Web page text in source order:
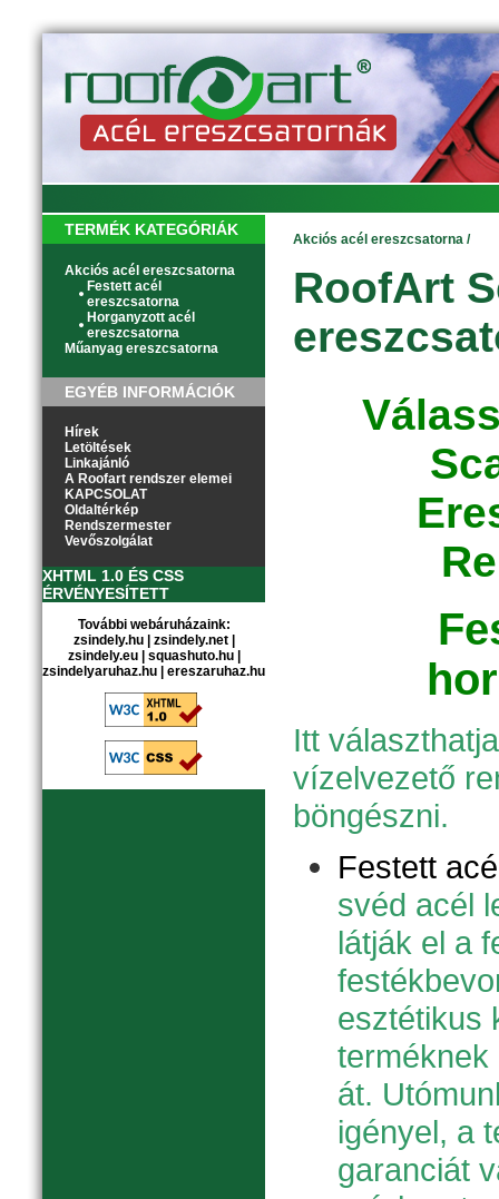
TERMÉK KATEGÓRIÁK
Akciós acél ereszcsatorna
Festett acél
ereszcsatorna
Horganyzott acél
ereszcsatorna
Műanyag ereszcsatorna
EGYÉB INFORMÁCIÓK
Hírek
Letöltések
Linkajánló
A Roofart rendszer elemei
KAPCSOLAT
Oldaltérkép
Rendszermester
Vevőszolgálat
XHTML 1.0 ÉS CSS
ÉRVÉNYESÍTETT
További webáruházaink:
zsindely.hu| zsindely.net|
zsindely.eu| squashuto.hu|
zsindelyaruhaz.hu
ereszaruhaz.hu
Akciós acél ereszcsatorna /
RoofArt
Itt
vízelvezető
böngészni.
Festett
svéd acél
látják el a
esztétikus
át.
igényel, a
garanciát